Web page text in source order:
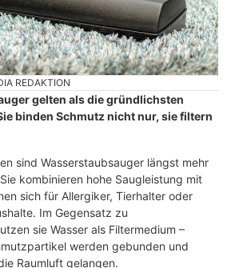
REDAKTION
gelten als die gründlichsten
binden Schmutz nicht nur, sie filtern
sind Wasserstaubsauger längst mehr
kombinieren hohe Saugleistung mit
sich für Allergiker, Tierhalter oder
Im Gegensatz zu
sie Wasser als Filtermedium –
werden gebunden und
Raumluft gelangen.